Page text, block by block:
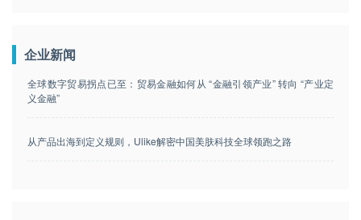
企业新闻
全球数字贸易拐点已至：贸易金融如何从 “金融引领产业” 转向 “产业定
义金融”
从产品出海到定义规则，Ulike解密中国美肤科技全球领跑之路